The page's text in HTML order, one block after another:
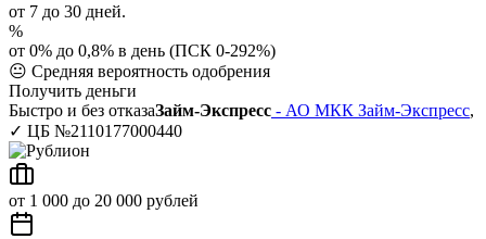
от 7 до 30 дней.
%
от 0% до 0,8% в день (ПСК 0-292%)
😐 Средняя вероятность одобрения
Получить деньги
Быстро и без отказаЗайм-Экспресс - АО МКК Займ-Экспресс,
✓ ЦБ №2110177000440
от 1 000 до 20 000 рублей